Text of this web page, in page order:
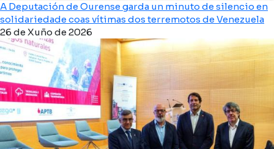
A Deputación de Ourense garda un minuto de silencio en
solidariedade coas vítimas dos terremotos de Venezuela
26 de Xuño de 2026